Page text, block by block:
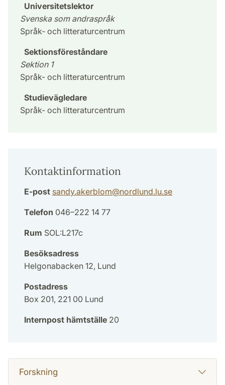
Universitetslektor
Svenska som andraspråk
Språk- och litteraturcentrum
Sektionsföreståndare
Sektion 1
Språk- och litteraturcentrum
Studievägledare
Språk- och litteraturcentrum
Kontaktinformation
E-post sandy.akerblom@nordlund.lu.se
Telefon 046–222 14 77
Rum SOL:L217c
Besöksadress
Helgonabacken 12, Lund
Postadress
Box 201, 221 00 Lund
Internpost hämtställe 20
Forskning